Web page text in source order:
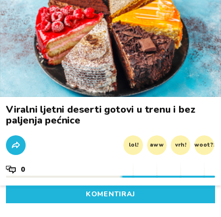
Viralni ljetni deserti gotovi u trenu i bez
paljenja pećnice
lol! aww vrh! woot?!
0
KOMENTIRAJ